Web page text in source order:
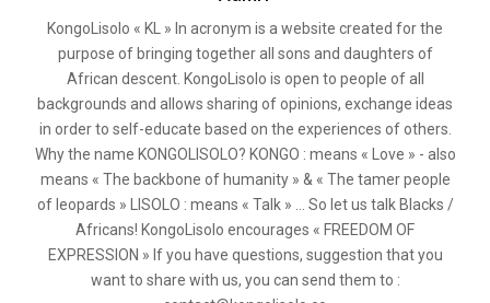
KongoLisolo « KL » In acronym is a website created for the
purpose of bringing together all sons and daughters of
African descent. KongoLisolo is open to people of all
backgrounds and allows sharing of opinions, exchange ideas
in order to self-educate based on the experiences of others.
Why the name KONGOLISOLO? KONGO : means « Love » - also
means « The backbone of humanity » & « The tamer people
of leopards » LISOLO : means « Talk » ... So let us talk Blacks /
Africans! KongoLisolo encourages « FREEDOM OF
EXPRESSION » If you have questions, suggestion that you
want to share with us, you can send them to :